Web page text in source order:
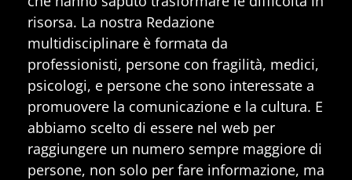
risorsa. La nostra Redazione
multidisciplinare è formata da
professionisti, persone con fragilità, medici,
psicologi, e persone che sono interessate a
promuovere la comunicazione e la cultura. E
abbiamo scelto di essere nel web per
raggiungere un numero sempre maggiore di
persone, non solo per fare informazione, ma